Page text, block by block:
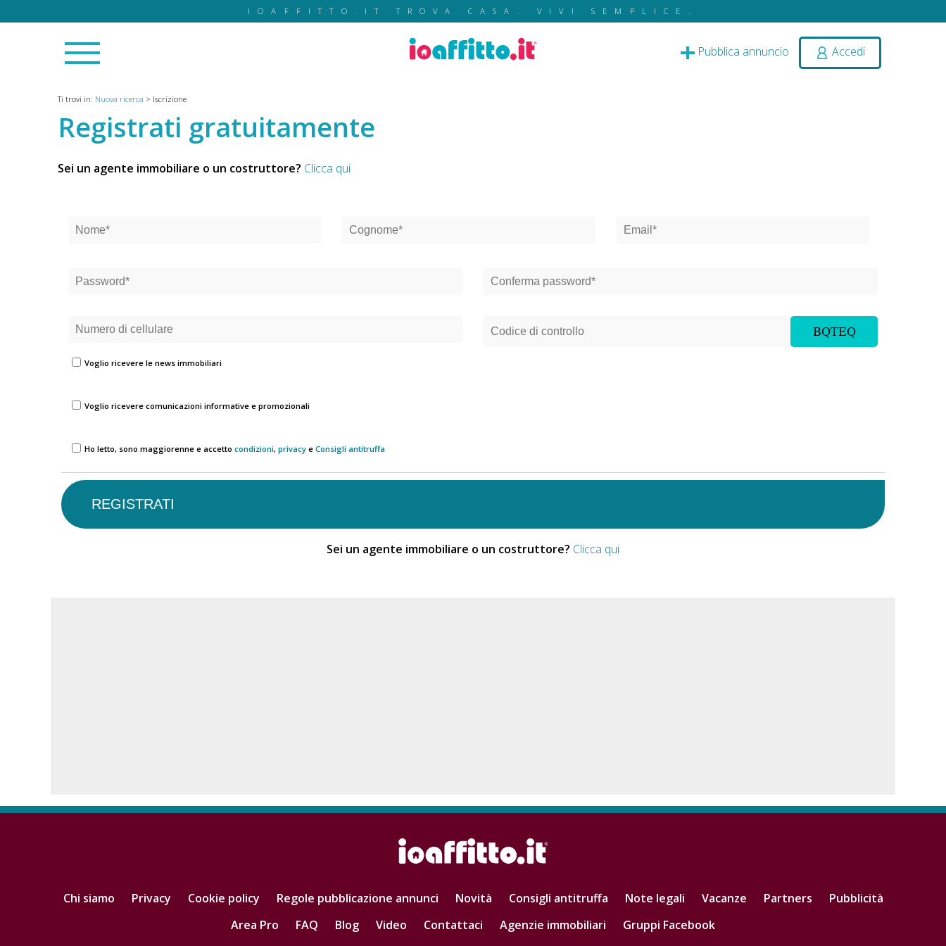
IOAFFITTO.IT TROVA CASA. VIVI SEMPLICE.
Pubblica annuncio Accedi
Ti trovi in: Nuova ricerca > Iscrizione
Registrati gratuitamente
Sei un agente immobiliare o un costruttore? Clicca qui
Voglio ricevere le news immobiliari
Voglio ricevere comunicazioni informative e promozionali
Ho letto, sono maggiorenne e accetto condizioni, privacy e Consigli antitruffa
Sei un agente immobiliare o un costruttore? Clicca qui
Chi siamo Privacy Cookie policy Regole pubblicazione annunci Novità Consigli antitruffa Note legali Vacanze Partners
Pubblicità
Area Pro
FAQ Blog Video Contattaci Agenzie immobiliari Gruppi Facebook